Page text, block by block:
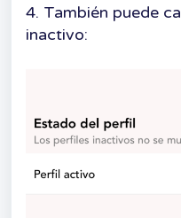
4. También puede
inactivo: